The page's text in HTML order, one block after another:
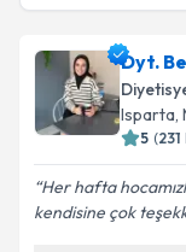
Dyt.
Isparta,
5 (231
Her hafta
kendisine çok